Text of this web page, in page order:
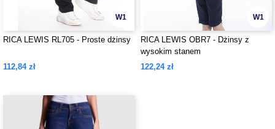
W1
RICA LEWIS RL705 - Proste dżinsy
112,84 zł
W1
RICA LEWIS OBR7 - Dżinsy z
wysokim stanem
122,24 zł